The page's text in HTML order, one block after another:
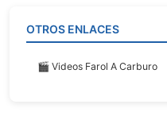
OTROS ENLACES
🎬 Videos Farol A Carburo